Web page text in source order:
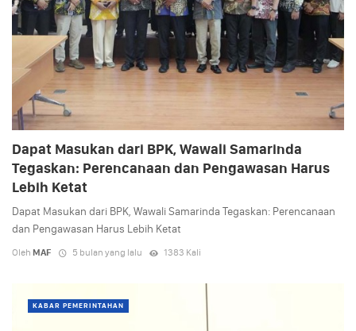
Dapat Masukan dari BPK, Wawali Samarinda
Tegaskan: Perencanaan dan Pengawasan Harus
Lebih Ketat
Dapat Masukan dari BPK, Wawali Samarinda Tegaskan: Perencanaan
dan Pengawasan Harus Lebih Ketat
Oleh MAF 5 bulan yang lalu 1383 Kali
KABAR PEMERINTAHAN